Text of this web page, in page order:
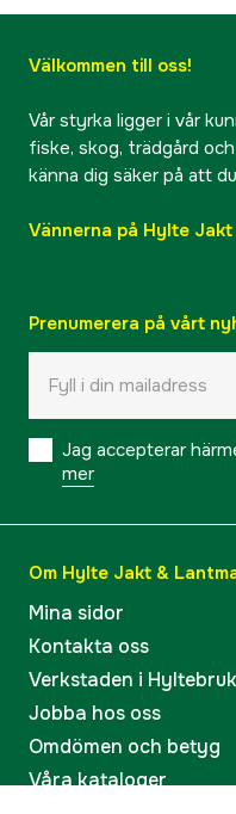
Välkommen till oss!
Vår styrka ligger i vår
fiske, skog, trädgård
känna dig säker på att
Vännerna på Hylte
Prenumerera på vårt
Jag accepterar
mer
Om Hylte Jakt &
Mina sidor
Kontakta oss
Verkstaden i Hyltebruk
Jobba hos oss
Omdömen och betyg
Våra kataloger